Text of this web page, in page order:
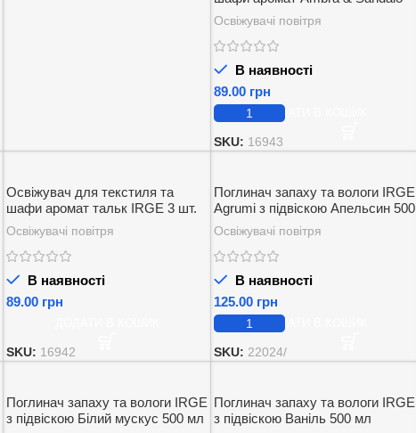
IRGE 3 шт.
Освіжувачі повітря
В наявності
грн
SKU: 16943
Освіжувач для текстиля та
шафи аромат тальк IRGE 3 шт.
Освіжувачі повітря
В наявності
грн
SKU: 16942
Поглинач запаху та вологи IRGE
Agrumi з підвіскою Апельсин 500
мл
Освіжувачі повітря
В наявності
грн
SKU: 22024/
Поглинач запаху та вологи IRGE
з підвіскою Білий мускус 500 мл
Поглинач запаху та вологи IRGE
з підвіскою Ваніль 500 мл